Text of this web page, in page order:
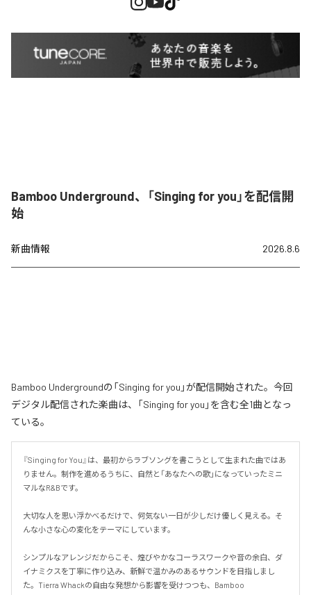
Bamboo Underground、「Singing for you」を配信開
始
新曲情報 2026.8.6
Bamboo Undergroundの「Singing for you」が配信開始された。今回
デジタル配信された楽曲は、「Singing for you」を含む全1曲となっ
ている。
『Singing for You』は、最初からラブソングを書こうとして生まれた曲ではあ
りません。制作を進めるうちに、自然と「あなたへの歌」になっていったミニ
マルなR&Bです。
大切な人を思い浮かべるだけで、何気ない一日が少しだけ優しく見える。そ
んな小さな心の変化をテーマにしています。
シンプルなアレンジだからこそ、煌びやかなコーラスワークや音の余白、ダ
イナミクスを丁寧に作り込み、新鮮で温かみのあるサウンドを目指しまし
た。Tierra Whackの自由な発想から影響を受けつつも、Bamboo